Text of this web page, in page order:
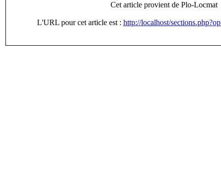
Cet article provient de Plo-Locmat
L'URL pour cet article est : http://localhost/